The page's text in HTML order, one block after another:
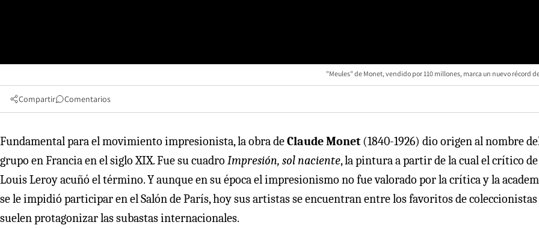
"Meules" de Monet, vendido por 110 millones, marca un nuevo récord
Compartir Comentarios
Fundamental para el movimiento impresionista, la obra deClaude Monet (1840-1926) dio origen al nombre
grupo en Francia en el siglo XIX. Fue su cuadro Impresión, sol naciente, la pintura a partir de la cual el crítico
Louis Leroy acuñó el término. Y aunque en su época el impresionismo no fue valorado por la crítica y la
se le impidió participar en el Salón de París, hoy sus artistas se encuentran entre los favoritos de
suelen protagonizar las subastas internacionales.